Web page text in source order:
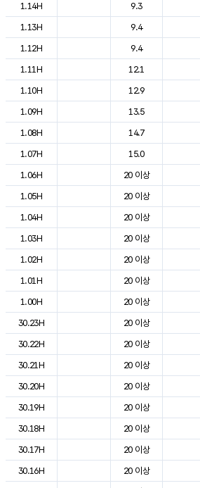
1.14H
9.3
1.13H
9.4
1.12H
9.4
1.11H
12.1
1.10H
12.9
1.09H
13.5
1.08H
14.7
1.07H
15.0
1.06H
20 이상
1.05H
20 이상
1.04H
20 이상
1.03H
20 이상
1.02H
20 이상
1.01H
20 이상
1.00H
20 이상
30.23H
20 이상
30.22H
20 이상
30.21H
20 이상
30.20H
20 이상
30.19H
20 이상
30.18H
20 이상
30.17H
20 이상
30.16H
20 이상